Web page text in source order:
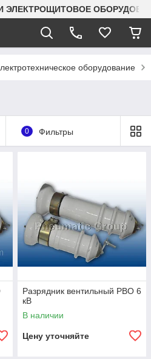
ЭЛЕКТРОЩИТОВОЕ
оборудование
0 Фильтры
Разрядник вентильный РВО 6
кВ
В наличии
Цену уточняйте